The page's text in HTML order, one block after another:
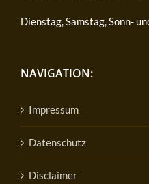
Dienstag, Samstag, Sonn-
NAVIGATION:
Impressum
Datenschutz
Disclaimer